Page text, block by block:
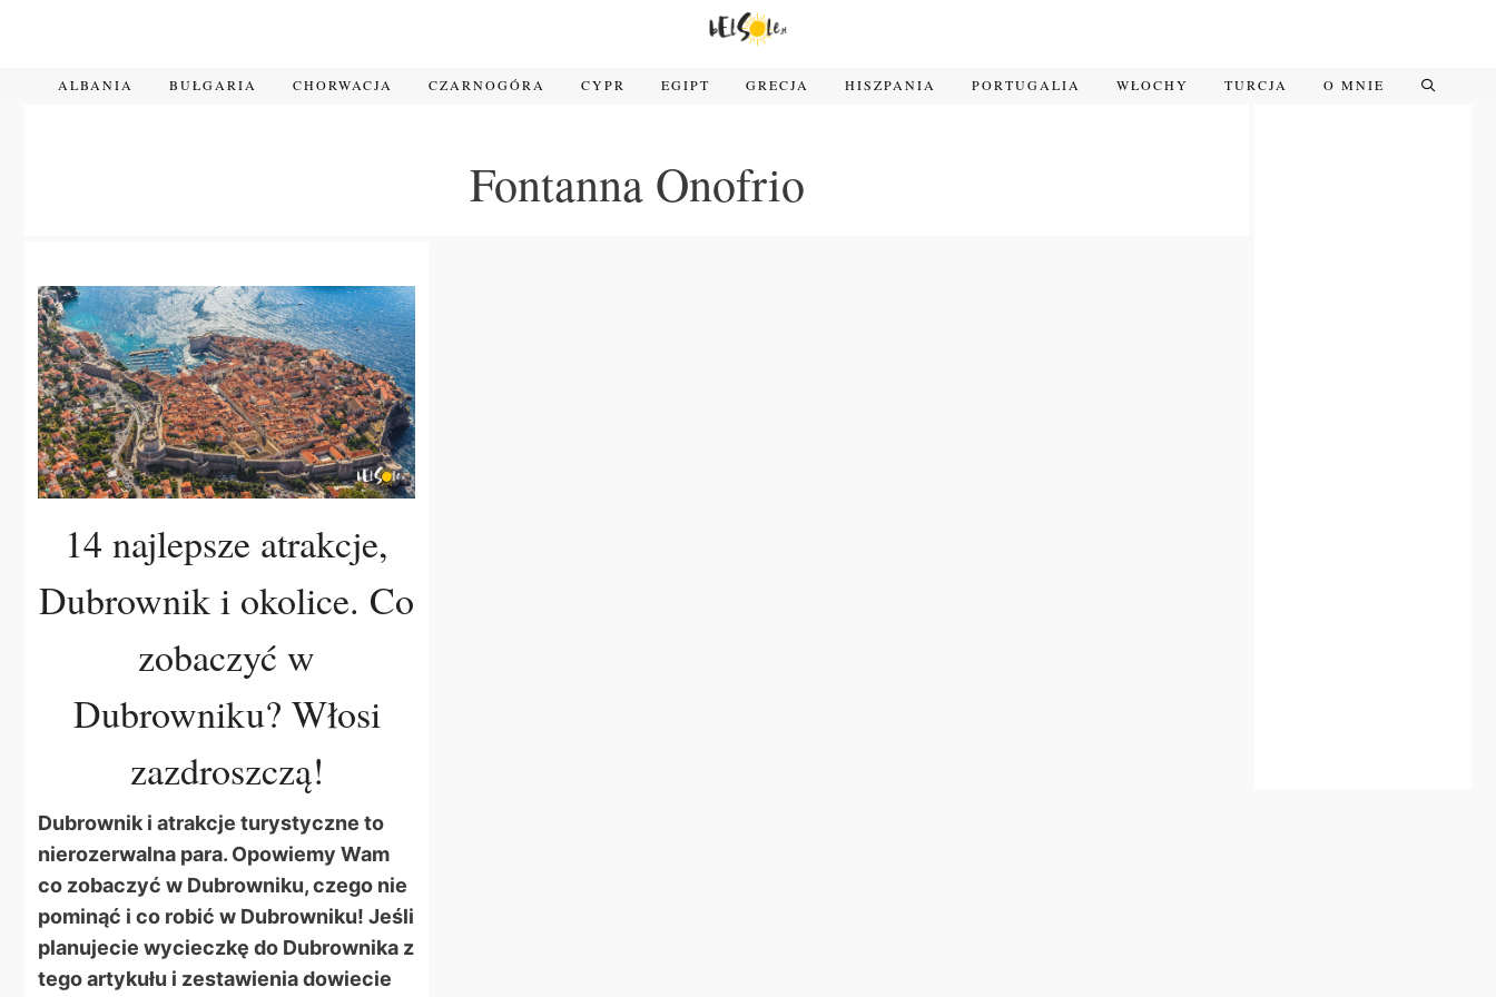
ALBANIA BUŁGARIA CHORWACJA CZARNOGÓRA CYPR EGIPT GRECJA HISZPANIA PORTUGALIA WŁOCHY TURCJA O MNIE
Fontanna Onofrio
14 najlepsze atrakcje,
Dubrownik i okolice. Co
zobaczyć w
Dubrowniku? Włosi
zazdroszczą!
Dubrownik i atrakcje turystyczne to
nierozerwalna para. Opowiemy Wam
co zobaczyć w Dubrowniku, czego nie
pominąć i co robić w Dubrowniku! Jeśli
planujecie wycieczkę do Dubrownika z
tego artykułu i zestawienia dowiecie